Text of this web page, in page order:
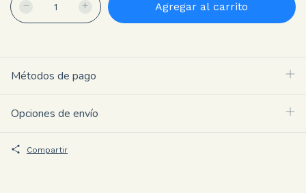
Métodos de pago
Opciones de envío
Compartir